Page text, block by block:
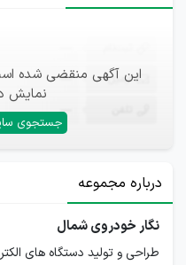
این آگهی منقضی شده
نمایش
جستجوی
ایمیل —
—
درباره مجموعه
نگار خودروی شمال
طراحی و تولید دستگاه های